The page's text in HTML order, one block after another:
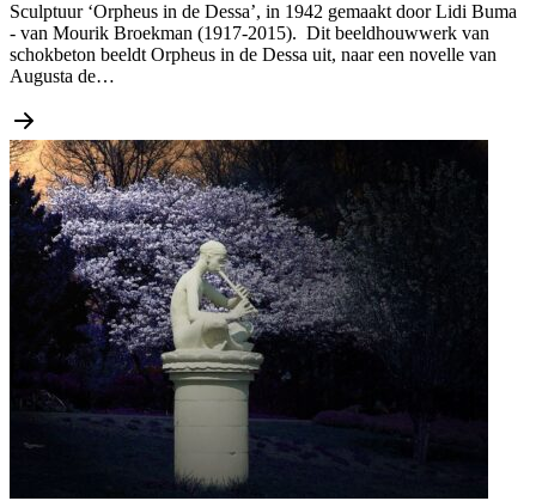
Sculptuur ‘Orpheus in de Dessa’, in 1942 gemaakt door Lidi Buma
- van Mourik Broekman (1917-2015). Dit beeldhouwwerk van
schokbeton beeldt Orpheus in de Dessa uit, naar een novelle van
Augusta de…